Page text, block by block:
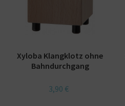
Xyloba Klangklotz ohne
Bahndurchgang
3,90 €